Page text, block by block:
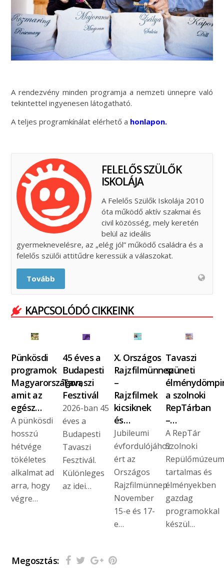
A rendezvény minden programja a nemzeti ünnepre való
tekintettel ingyenesen látogatható.
A teljes programkínálat elérhető a honlapon.
FELELŐS SZÜLŐK
ISKOLÁJA
A Felelős Szülők Iskolája 2010
óta működő aktív szakmai és
civil közösség, mely keretén
belül az ideális
gyermeknevelésre, az „elég jól” működő családra és a
felelős szülői attitűdre keressük a válaszokat.
Tovább
KAPCSOLÓDÓ CIKKEINK
Pünkösdi
programok
Magyarországon,
amit az
egész…
A pünkösdi
hosszú
hétvége
tökéletes
alkalmat ad
arra, hogy
végre…
45 éves a
Budapesti
Tavaszi
Fesztivál
2026-ban 45
éves a
Budapesti
Tavaszi
Fesztivál.
Különleges
az idei…
X. Országos
Rajzfilmünnep
–
Rajzfilmek
kicsiknek
és…
Jubileumi
évfordulójához
ért az
Országos
Rajzfilmünnep
November
15-e és 17-
e…
Tavaszi
szüneti
a szolnoki
RepTárban
–…
A RepTár
Szolnoki
Repülőmúzeum
tartalmas és
élményekben
gazdag
programokkal
készül…
Megosztás: